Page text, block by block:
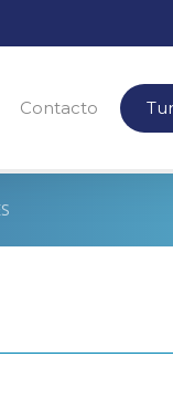
Contacto